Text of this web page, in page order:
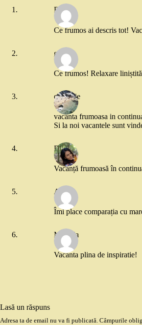
Raluca
Ce frumos ai descris tot!
gianina
Ce frumos! Relaxare
o femeie
vacanta frumoasa in
Si la noi vacantele sunt
Denisa
Vacanță frumoasă în
Angi
Îmi place comparația cu
Mihaela
Vacanta plina de inspiratie!
Lasă un răspuns
Adresa ta de email nu va fi publicată. Câmpurile